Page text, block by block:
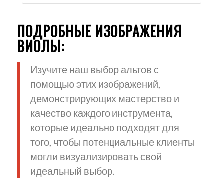
ПОДРОБНЫЕ ИЗОБРАЖЕНИЯ
ВИОЛЫ:
Изучите наш выбор альтов с
помощью этих изображений,
демонстрирующих мастерство и
качество каждого инструмента,
которые идеально подходят для
того, чтобы потенциальные клиенты
могли визуализировать свой
идеальный выбор.